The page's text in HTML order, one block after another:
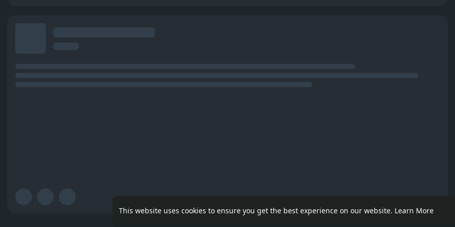
This website uses cookies to ensure you get the best experience on our website. Learn More